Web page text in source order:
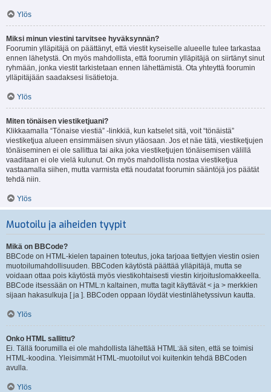
Ylös
Miksi minun viestini tarvitsee hyväksynnän?
Foorumin ylläpitäjä on päättänyt, että viestit kyseiselle alueelle tulee tarkastaa
ennen lähetystä. On myös mahdollista, että foorumin ylläpitäjä on siirtänyt sinut
ryhmään, jonka viestit tarkistetaan ennen lähettämistä. Ota yhteyttä foorumin
ylläpitäjään saadaksesi lisätietoja.
Ylös
Miten tönäisen viestiketjuani?
Klikkaamalla “Tönaise viestiä” -linkkiä, kun katselet sitä, voit “tönäistä”
viestiketjua alueen ensimmäisen sivun yläosaan. Jos et näe tätä, viestiketjujen
tönäiseminen ei ole sallittua tai aika joka viestiketjujen tönäisemisen välillä
vaaditaan ei ole vielä kulunut. On myös mahdollista nostaa viestiketjua
vastaamalla siihen, mutta varmista että noudatat foorumin sääntöjä jos päätät
tehdä niin.
Ylös
Muotoilu ja aiheiden tyypit
Mikä on BBCode?
BBCode on HTML-kielen tapainen toteutus, joka tarjoaa tiettyjen viestin osien
muotoilumahdollisuuden. BBCoden käytöstä päättää ylläpitäjä, mutta se
voidaan ottaa pois käytöstä myös viestikohtaisesti viestin kirjoituslomakkeella.
BBCode itsessään on HTML:n kaltainen, mutta tagit käyttävät < ja > merkkien
sijaan hakasulkuja [ ja ]. BBCoden oppaan löydät viestinlähetyssivun kautta.
Ylös
Onko HTML sallittu?
Ei. Tällä foorumilla ei ole mahdollista lähettää HTML:ää siten, että se toimisi
HTML-koodina. Yleisimmät HTML-muotoilut voi kuitenkin tehdä BBCoden
avulla.
Ylös